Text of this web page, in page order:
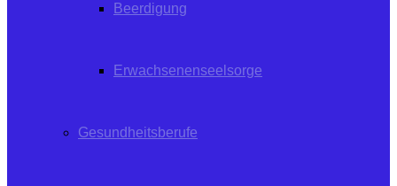
Beerdigung
Erwachsenenseelsorge
Gesundheitsberufe